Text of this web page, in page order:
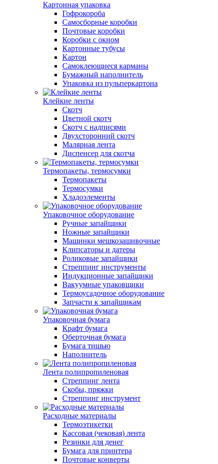
Картонная упаковка
Гофрокороба
Самосборные коробки
Почтовые коробки
Коробки с окном
Картонные тубусы
Картон
Самоклеющиеся карманы
Бумажный наполнитель
Упаковка из пульперкартона
Клейкие ленты
Скотч
Цветной скотч
Скотч с надписями
Двухсторонний скотч
Малярная лента
Диспенсер для скотча
Термопакеты, термосумки
Термопакеты
Термосумки
Хладоэлементы
Упаковочное оборудование
Ручные запайщики
Ножные запайщики
Машинки мешкозашивочные
Клипсаторы и датеры
Роликовые запайщики
Стреппинг инструменты
Индукционные запайщики
Вакуумные упаковщики
Термоусадочное оборудование
Запчасти к запайщикам
Упаковочная бумага
Крафт бумага
Оберточная бумага
Бумага тишью
Наполнитель
Лента полипропиленовая
Стреппинг лента
Скобы, пряжки
Стреппинг инструмент
Расходные материалы
Термоэтикетки
Кассовая (чековая) лента
Резинки для денег
Бумага для принтера
Почтовые конверты